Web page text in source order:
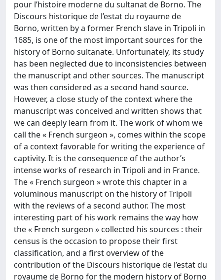
pour l’histoire moderne du sultanat de Borno. The
Discours historique de l’estat du royaume de
Borno, written by a former French slave in Tripoli in
1685, is one of the most important sources for the
history of Borno sultanate. Unfortunately, its study
has been neglected due to inconsistencies between
the manuscript and other sources. The manuscript
was then considered as a second hand source.
However, a close study of the context where the
manuscript was conceived and written shows that
we can deeply learn from it. The work of whom we
call the « French surgeon », comes within the scope
of a context favorable for writing the experience of
captivity. It is the consequence of the author’s
intense works of research in Tripoli and in France.
The « French surgeon » wrote this chapter in a
voluminous manuscript on the history of Tripoli
with the reviews of a second author. The most
interesting part of his work remains the way how
the « French surgeon » collected his sources : their
census is the occasion to propose their first
classification, and a first overview of the
contribution of the Discours historique de l’estat du
royaume de Borno for the modern history of Borno